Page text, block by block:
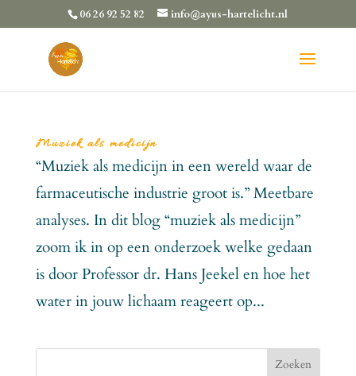
06 26 92 52 82 info@ayus-hartelicht.nl
Muziek als medicijn
“Muziek als medicijn in een wereld waar de
farmaceutische industrie groot is.” Meetbare
analyses. In dit blog “muziek als medicijn”
zoom ik in op een onderzoek welke gedaan
is door Professor dr. Hans Jeekel en hoe het
water in jouw lichaam reageert op...
Zoeken